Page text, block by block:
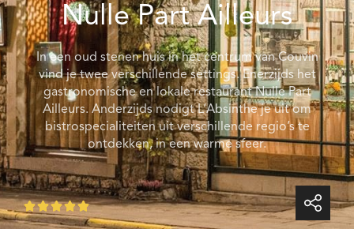
Nulle Part Ailleurs
In een oud stenen huis in het centrum van Couvin
vind je twee verschillende settings. Enerzijds het
gastronomische en lokale restaurant Nulle Part
Ailleurs. Anderzijds nodigt L’Absinthe je uit om
bistrospecialiteiten uit verschillende regio’s te
ontdekken, in een warme sfeer.
